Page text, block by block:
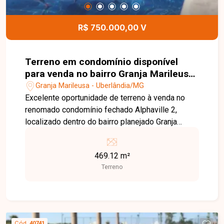
R$ 750.000,00 V
Terreno em condomínio disponível
para venda no bairro Granja Marileusa
em Uberlândia-MG
Granja Marileusa - Uberlândia/MG
Excelente oportunidade de terreno à venda no
renomado condomínio fechado Alphaville 2,
localizado dentro do bairro planejado Granja
terreno está pronto para construir e oferece todo
o espaço e estrutura que você e sua família
precisam para realizar o sonho de viver em um
bem-estar para todas as idades. Entre os
469.12 m²
Terreno